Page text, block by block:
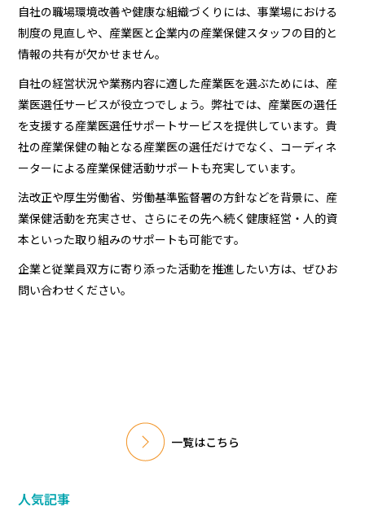
自社の職場環境改善や健康な組織づくりには、事業場における
制度の見直しや、産業医と企業内の産業保健スタッフの目的と
情報の共有が欠かせません。
自社の経営状況や業務内容に適した産業医を選ぶためには、産
業医選任サービスが役立つでしょう。弊社では、産業医の選任
を支援する産業医選任サポートサービスを提供しています。貴
社の産業保健の軸となる産業医の選任だけでなく、コーディネ
ーターによる産業保健活動サポートも充実しています。
法改正や厚生労働省、労働基準監督署の方針などを背景に、産
業保健活動を充実させ、さらにその先へ続く健康経営・人的資
本といった取り組みのサポートも可能です。
企業と従業員双方に寄り添った活動を推進したい方は、ぜひお
問い合わせください。
一覧はこちら
人気記事